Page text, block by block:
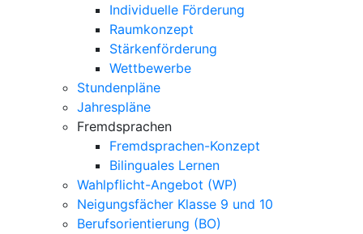
Individuelle Förderung
Raumkonzept
Stärkenförderung
Wettbewerbe
Stundenpläne
Jahrespläne
Fremdsprachen
Fremdsprachen-Konzept
Bilinguales Lernen
Wahlpflicht-Angebot (WP)
Neigungsfächer Klasse 9 und 10
Berufsorientierung (BO)